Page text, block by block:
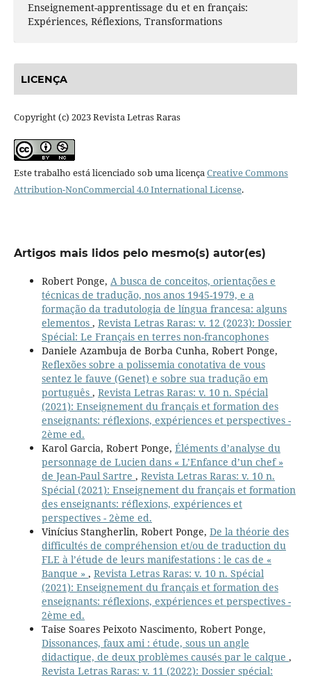
Enseignement-apprentissage du et en français:
Expériences, Réflexions, Transformations
LICENÇA
Copyright (c) 2023 Revista Letras Raras
Este trabalho está licenciado sob uma licençaCreative Commons
Attribution-NonCommercial 4.0 International License.
Artigos mais lidos pelo mesmo(s) autor(es)
Robert Ponge, A busca de conceitos, orientações e
técnicas de tradução, nos anos 1945-1979, e a
formação da tradutologia de língua francesa: alguns
elementos , Revista Letras Raras: v. 12 (2023): Dossier
Spécial: Le Français en terres non-francophones
Daniele Azambuja de Borba Cunha, Robert Ponge,
Reflexões sobre a polissemia conotativa de vous
sentez le fauve (Genet) e sobre sua tradução em
português , Revista Letras Raras: v. 10 n. Spécial
(2021): Enseignement du français et formation des
enseignants: réflexions, expériences et perspectives -
2ème ed.
Karol Garcia, Robert Ponge, Éléments d’analyse du
personnage de Lucien dans « L’Enfance d’un chef »
de Jean-Paul Sartre , Revista Letras Raras: v. 10 n.
Spécial (2021): Enseignement du français et formation
des enseignants: réflexions, expériences et
perspectives - 2ème ed.
Vinícius Stangherlin, Robert Ponge, De la théorie des
difficultés de compréhension et/ou de traduction du
FLE à l’étude de leurs manifestations : le cas de «
Banque » , Revista Letras Raras: v. 10 n. Spécial
(2021): Enseignement du français et formation des
enseignants: réflexions, expériences et perspectives -
2ème ed.
Taise Soares Peixoto Nascimento, Robert Ponge,
Dissonances, faux ami : étude, sous un angle
didactique, de deux problèmes causés par le calque ,
Revista Letras Raras: v. 11 (2022): Dossier spécial: